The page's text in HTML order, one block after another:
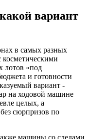
вариант
в самых разных
лотов «под
и готовности
вариант -
на ходовой машине
целых, а
сюрпризов по
машины со следами